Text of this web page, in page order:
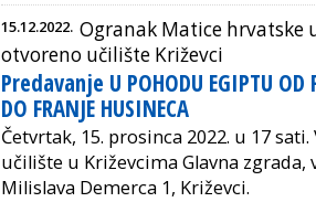
15.12.2022. Ogranak Matice hrvatske
otvoreno učilište Križevci
Predavanje U POHODU EGIPTU OD
DO FRANJE HUSINECA
Četvrtak, 15. prosinca 2022. u 17 sati.
učilište u KriževcimaGlavna
Milislava Demerca 1, Križevci.